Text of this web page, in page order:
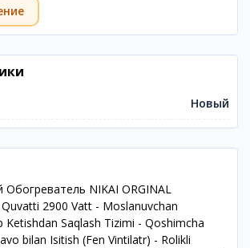
Новый
NIKAI ORGINAL
Quvatti 2900 Vatt - Moslanuvchan
Ketishdan Saqlash Tizimi - Qoshimcha
bilan Isitish (Fen Vintilatr) - Rolikli